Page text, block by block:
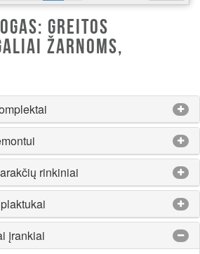
GREITOS
ŽARNOMS,
rinkiniai
įrankiai